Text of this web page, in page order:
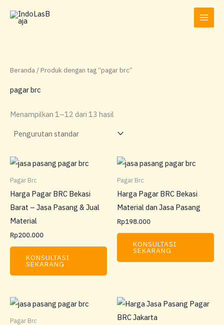
Beranda / Produk dengan tag “pagar brc”
pagar brc
Menampilkan 1–12 dari 13 hasil
Pagar Brc
Harga Pagar BRC Bekasi
Barat – Jasa Pasang & Jual
Material
Rp200.000
KONSULTASI
SEKARANG
Pagar Brc
Harga Pagar BRC Bekasi
Material dan Jasa Pasang
Rp198.000
KONSULTASI
SEKARANG
Pagar Brc